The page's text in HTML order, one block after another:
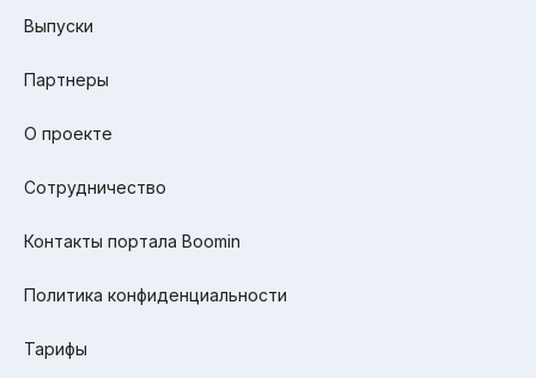
Выпуски
Партнеры
О проекте
Сотрудничество
Контакты портала Boomin
Политика конфиденциальности
Тарифы